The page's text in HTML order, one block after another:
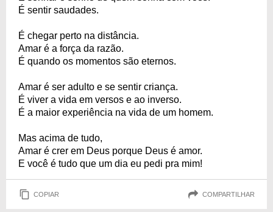
É sentir saudades.
É chegar perto na distância.
Amar é a força da razão.
É quando os momentos são eternos.
Amar é ser adulto e se sentir criança.
É viver a vida em versos e ao inverso.
É a maior experiência na vida de um homem.
Mas acima de tudo,
Amar é crer em Deus porque Deus é amor.
E você é tudo que um dia eu pedi pra mim!
COPIAR COMPARTILHAR